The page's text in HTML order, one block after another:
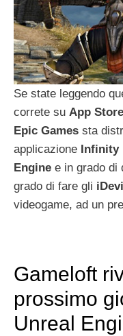
Se state leggendo
correte su App Store
Epic Games sta
applicazione Infinity
Engine e in grado di
grado di fare gli
videogame, ad un
Gameloft
prossimo
Unreal